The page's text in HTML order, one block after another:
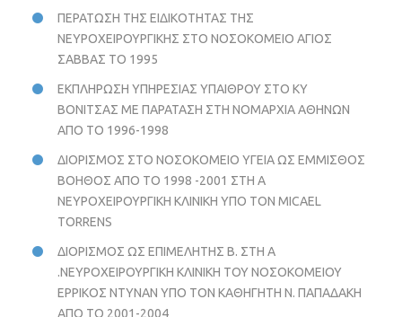
ΠΕΡΑΤΩΣΗ ΤΗΣ ΕΙΔΙΚΟΤΗΤΑΣ ΤΗΣ
ΝΕΥΡΟΧΕΙΡΟΥΡΓΙΚΗΣ ΣΤΟ ΝΟΣΟΚΟΜΕΙΟ ΑΓΙΟΣ
ΣΑΒΒΑΣ ΤΟ 1995
ΕΚΠΛΗΡΩΣΗ ΥΠΗΡΕΣΙΑΣ ΥΠΑΙΘΡΟΥ ΣΤΟ ΚΥ
ΒΟΝΙΤΣΑΣ ΜΕ ΠΑΡΑΤΑΣΗ ΣΤΗ ΝΟΜΑΡΧΙΑ ΑΘΗΝΩΝ
ΑΠΟ ΤΟ 1996-1998
ΔΙΟΡΙΣΜΟΣ ΣΤΟ ΝΟΣΟΚΟΜΕΙΟ ΥΓΕΙΑ ΩΣ ΕΜΜΙΣΘΟΣ
ΒΟΗΘΟΣ ΑΠΟ ΤΟ 1998 -2001 ΣΤΗ Α
ΝΕΥΡΟΧΕΙΡΟΥΡΓΙΚΗ ΚΛΙΝΙΚΗ ΥΠΟ ΤΟΝ MICAEL
TORRENS
ΔΙΟΡΙΣΜΟΣ ΩΣ ΕΠΙΜΕΛΗΤΗΣ Β. ΣΤΗ Α
.ΝΕΥΡΟΧΕΙΡΟΥΡΓΙΚΗ ΚΛΙΝΙΚΗ ΤΟΥ ΝΟΣΟΚΟΜΕΙΟΥ
ΕΡΡΙΚΟΣ ΝΤΥΝΑΝ ΥΠΟ ΤΟΝ ΚΑΘΗΓΗΤΗ Ν. ΠΑΠΑΔΑΚΗ
ΑΠΟ ΤΟ 2001-2004